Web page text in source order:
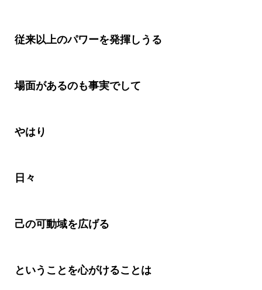
従来以上のパワーを発揮しうる
場面があるのも事実でして
やはり
日々
己の可動域を広げる
ということを心がけることは